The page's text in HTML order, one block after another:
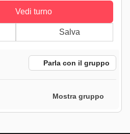
Vedi turno
Salva
Parla con il gruppo
Mostra gruppo